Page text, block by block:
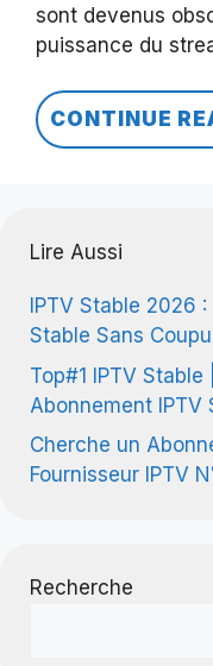
sont devenus
puissance du
CONTINUE
Lire Aussi
IPTV Stable 2026
Stable Sans
Top#1 IPTV
Abonnement IPTV
Cherche un
Fournisseur IPTV
Recherche